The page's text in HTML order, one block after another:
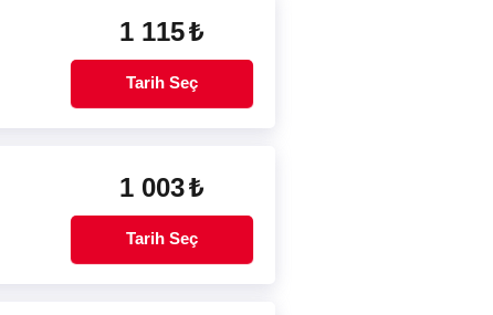
1 115₺
Tarih Seç
1 003₺
Tarih Seç